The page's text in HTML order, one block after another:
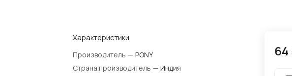
Характеристики
Производитель — PONY
Страна производитель — Индия
64